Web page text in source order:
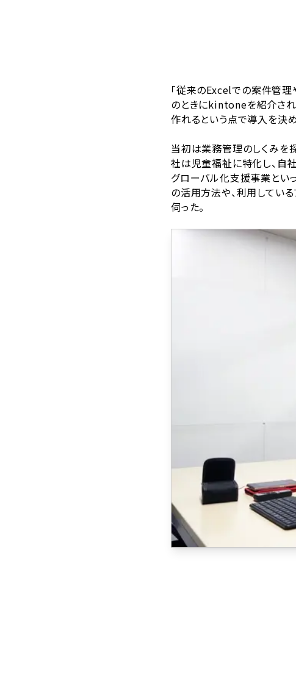
「従来のExcelでの案件管
のときにkintoneを紹介され
作れるという点で導入を決め
当初は業務管理のしくみを
社は児童福祉に特化し、自
グローバル化支援事業とい
の活用方法や、利用してい
伺った。